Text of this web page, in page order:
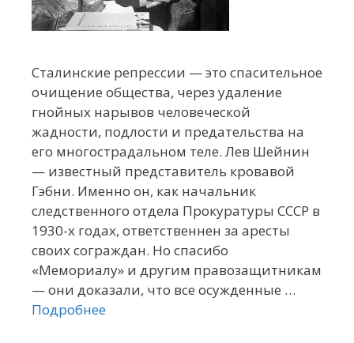
Сталинские репрессии — это спасительное
очищение общества, через удаление
гнойных нарывов человеческой
жадности, подлости и предательства на
его многострадальном теле. Лев Шейнин
— известный представитель кровавой
Гэбни. Именно он, как начальник
следственного отдела Прокуратуры СССР в
1930-х годах, ответственнен за аресты
своих сограждан. Но спасибо
«Мемориалу» и другим правозащитникам
— они доказали, что все осужденные …
Подробнее